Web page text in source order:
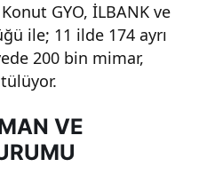
GYO, İLBANK ve
ile; 11 ilde 174 ayrı
200 bin mimar,
VE